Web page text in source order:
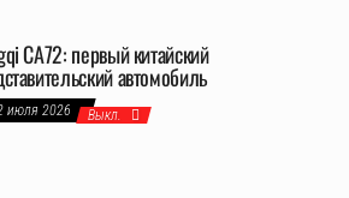
CA72: первый китайский
автомобиль
июля 2026 Выкл.